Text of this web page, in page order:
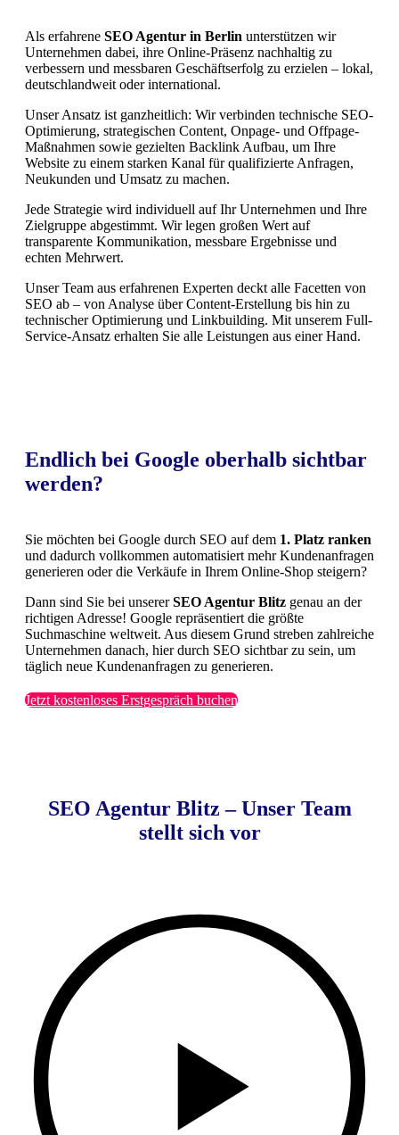
Als erfahrene SEO Agentur in Berlin unterstützen wir
Unternehmen dabei, ihre Online-Präsenz nachhaltig zu
verbessern und messbaren Geschäftserfolg zu erzielen – lokal,
deutschlandweit oder international.
Unser Ansatz ist ganzheitlich: Wir verbinden technische SEO-
Optimierung, strategischen Content, Onpage- und Offpage-
Maßnahmen sowie gezielten Backlink Aufbau, um Ihre
Website zu einem starken Kanal für qualifizierte Anfragen,
Neukunden und Umsatz zu machen.
Jede Strategie wird individuell auf Ihr Unternehmen und Ihre
Zielgruppe abgestimmt. Wir legen großen Wert auf
transparente Kommunikation, messbare Ergebnisse und
echten Mehrwert.
Unser Team aus erfahrenen Experten deckt alle Facetten von
SEO ab – von Analyse über Content-Erstellung bis hin zu
technischer Optimierung und Linkbuilding. Mit unserem Full-
Service-Ansatz erhalten Sie alle Leistungen aus einer Hand.
Endlich bei Google oberhalb sichtbar
werden?
Sie möchten bei Google durch SEO auf dem 1. Platz ranken
und dadurch vollkommen automatisiert mehr Kundenanfragen
generieren oder die Verkäufe in Ihrem Online-Shop steigern?
Dann sind Sie bei unsererSEO Agentur Blitz genau an der
richtigen Adresse! Google repräsentiert die größte
Suchmaschine weltweit. Aus diesem Grund streben zahlreiche
Unternehmen danach, hier durch SEO sichtbar zu sein, um
täglich neue Kundenanfragen zu generieren.
Jetzt kostenloses Erstgespräch buchen
SEO Agentur Blitz – Unser Team
stellt sich vor